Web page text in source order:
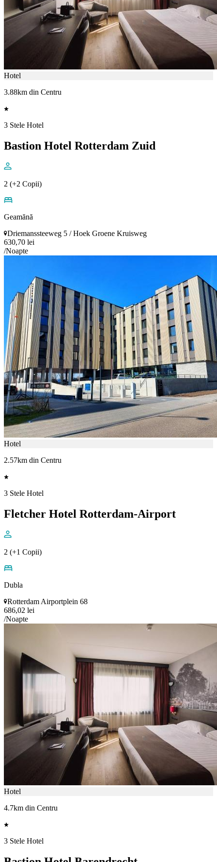
Hotel
3.88km din Centru
3 Stele Hotel
Bastion Hotel Rotterdam Zuid
2 (+2 Copii)
Geamănă
Driemanssteeweg 5 / Hoek Groene Kruisweg
630,70 lei
/Noapte
Hotel
2.57km din Centru
3 Stele Hotel
Fletcher Hotel Rotterdam-Airport
2 (+1 Copii)
Dubla
Rotterdam Airportplein 68
686,02 lei
/Noapte
Hotel
4.7km din Centru
3 Stele Hotel